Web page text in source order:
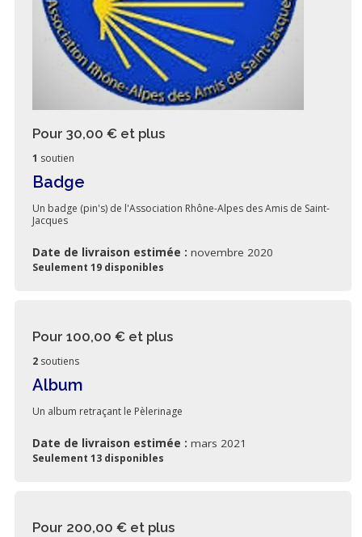
Pour 30,00 € et plus
1 soutien
Badge
Un badge (pin's) de l'Association Rhône-Alpes des Amis de Saint-
Jacques
Date de livraison estimée : novembre 2020
Seulement 19 disponibles
Pour 100,00 € et plus
2 soutiens
Album
Un album retraçant le Pèlerinage
Date de livraison estimée : mars 2021
Seulement 13 disponibles
Pour 200,00 € et plus